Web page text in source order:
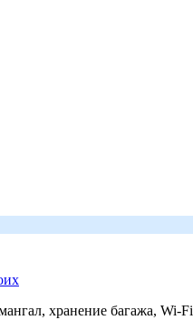
хранение багажа, Wi-